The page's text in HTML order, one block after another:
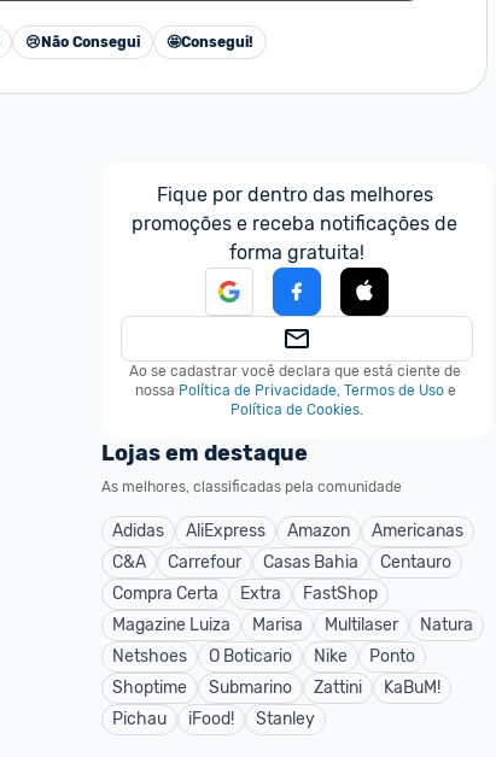
😢 Não Consegui 🤩Consegui!
Fique por dentro das melhores
promoções e receba notificações de
forma gratuita!
Ao se cadastrar você declara que está ciente de
nossa Política de Privacidade, Termos de Uso e
Política de Cookies.
Lojas em destaque
As melhores, classificadas pela comunidade
Adidas AliExpress Amazon
Americanas
C&A
Carrefour Casas Bahia
Centauro
Compra Certa
Extra
FastShop
Magazine Luiza
Marisa Multilaser
Natura
Netshoes
O Boticario Nike
Ponto
Shoptime
Submarino Zattini
KaBuM!
Pichau
iFood! Stanley